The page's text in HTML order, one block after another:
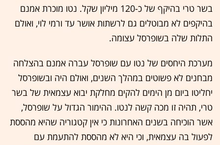
בשר טרי בהיקף של כ-120 מיליון שקל. נטו מוכרת אמנם
בהיקפים לא מבוטלים גם לרשתות אושר עד ורמי לוי, ואולם
התלות שלה בשופרסל עצומה.
מערכת היחסים של נטו עם שופרסל עברה אמנם בהצלחה
מבחנים לא פשוטים במהלך השנים, ואולם היה ובשופרסל
יחליטו ביום מן הימים להקים מחלקת יבוא עצמאית של בשר
טרי, תהיה זו מכה קשה לנטו. ההימור הגדול על שופרסל,
אשר הוכיחה בשנים האחרונות כי אין קטגוריה שהיא מהססת
לפעול בה עצמאית, וכי היא לא מהססת להתעמת עם